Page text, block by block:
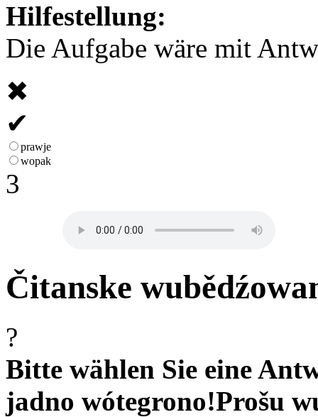
Hilfestellung:
Die Aufgabe wäre mit
✖
✔
prawje
wopak
3
Čitanske
?
Bitte wählen Sie eine
jadno wótegrono!Prošu